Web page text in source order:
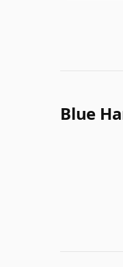
Blue